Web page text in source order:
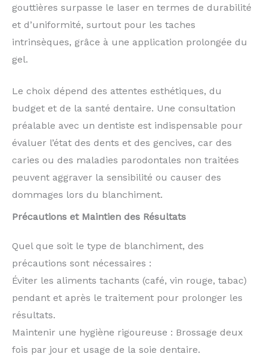
gouttières surpasse le laser en termes de durabilité
et d’uniformité, surtout pour les taches
intrinsèques, grâce à une application prolongée du
gel.
Le choix dépend des attentes esthétiques, du
budget et de la santé dentaire. Une consultation
préalable avec un dentiste est indispensable pour
évaluer l’état des dents et des gencives, car des
caries ou des maladies parodontales non traitées
peuvent aggraver la sensibilité ou causer des
dommages lors du blanchiment.
Précautions et Maintien des Résultats
Quel que soit le type de blanchiment, des
précautions sont nécessaires :
Éviter les aliments tachants (café, vin rouge, tabac)
pendant et après le traitement pour prolonger les
résultats.
Maintenir une hygiène rigoureuse : Brossage deux
fois par jour et usage de la soie dentaire.